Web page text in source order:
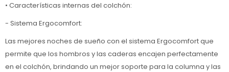
• Características internas del colchón:
- Sistema Ergocomfort:
Las mejores noches de sueño con el sistema Ergocomfort que
permite que los hombros y las caderas encajen perfectamente
en el colchón, brindando un mejor soporte para la columna y las